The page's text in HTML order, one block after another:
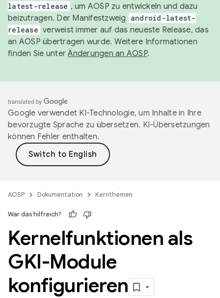
latest-release , um AOSP zu entwickeln und dazu
beizutragen. Der Manifestzweig
android-latest-
release verweist immer auf das neueste Release, das
an AOSP übertragen wurde. Weitere Informationen
finden Sie unterÄnderungen an AOSP.
Google verwendet KI-Technologie, um Inhalte in Ihre
bevorzugte Sprache zu übersetzen. KI-Übersetzungen
können Fehler enthalten.
AOSP Dokumentation Kernthemen
War das hilfreich?
Kernelfunktionen als
GKI-Module
konfigurieren